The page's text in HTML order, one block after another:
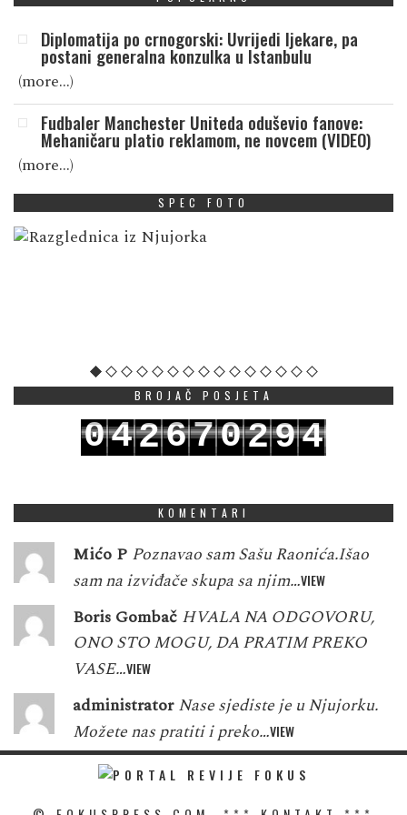
Diplomatija po crnogorski: Uvrijedi ljekare, pa
postani generalna konzulka u Istanbulu
(more…)
Fudbaler Manchester Uniteda oduševio fanove:
Mehaničaru platio reklamom, ne novcem (VIDEO)
(more…)
SPEC FOTO
BROJAČ POSJETA
042670294
KOMENTARI
Mićo P Poznavao sam Sašu Raonića.Išao
sam na izviđače skupa sa njim…VIEW
Boris Gombač HVALA NA ODGOVORU,
ONO STO MOGU, DA PRATIM PREKO
VASE…VIEW
administrator Nase sjediste je u Njujorku.
Možete nas pratiti i preko…VIEW